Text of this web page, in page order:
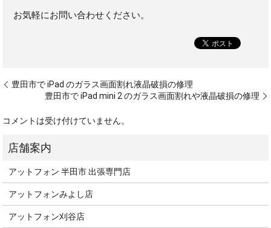
お気軽にお問い合わせください。
豊田市で iPad のガラス画面割れ液晶破損の修理
豊田市で iPad mini 2 のガラス画面割れや液晶破損の修理
コメントは受け付けていません。
アットフォン 半田市 出張専門店
アットフォンみよし店
アットフォン刈谷店